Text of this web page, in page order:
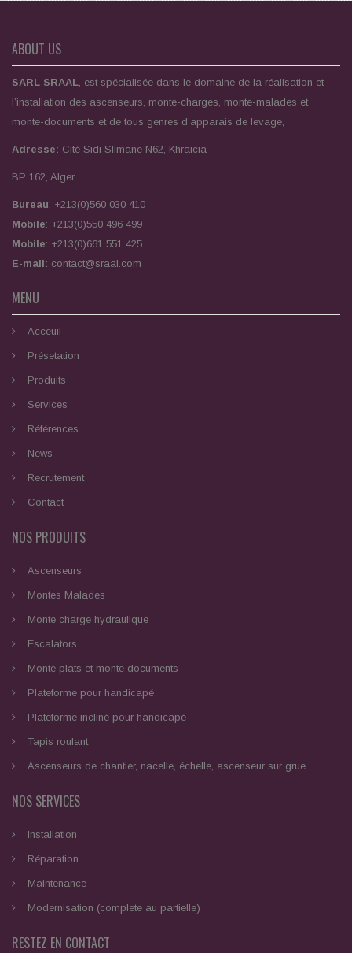
ABOUT US
SARL SRAAL, est spécialisée dans le domaine de la réalisation et
l’installation des ascenseurs, monte-charges, monte-malades et
monte-documents et de tous genres d’apparais de levage,
Adresse: Cité Sidi Slimane N62, Khraicia
BP 162, Alger
Bureau: +213(0)560 030 410
Mobile: +213(0)550 496 499
Mobile: +213(0)661 551 425
E-mail: contact@sraal.com
MENU
Acceuil
Présetation
Produits
Services
Références
News
Recrutement
Contact
NOS PRODUITS
Ascenseurs
Montes Malades
Monte charge hydraulique
Escalators
Monte plats et monte documents
Plateforme pour handicapé
Plateforme incliné pour handicapé
Tapis roulant
Ascenseurs de chantier, nacelle, échelle, ascenseur sur grue
NOS SERVICES
Installation
Réparation
Maintenance
Modernisation (complete au partielle)
RESTEZ EN CONTACT